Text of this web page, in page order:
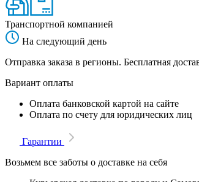
Транспортной компанией
На следующий день
Отправка заказа в регионы. Бесплатная
Вариант оплаты
Оплата банковской картой на сайте
Оплата по счету для юридических лиц
Гарантии
Возьмем все заботы о доставке на себя